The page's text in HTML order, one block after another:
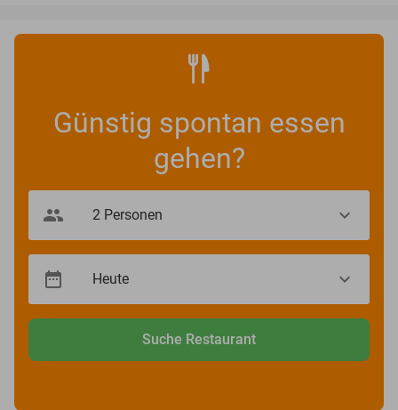
Günstig spontan essen
gehen?
Suche Restaurant